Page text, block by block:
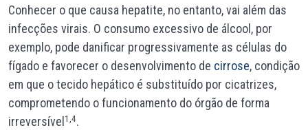
Conhecer o que causa hepatite, no entanto, vai além das
infecções virais. O consumo excessivo de álcool, por
exemplo, pode danificar progressivamente as células do
fígado e favorecer o desenvolvimento de cirrose, condição
em que o tecido hepático é substituído por cicatrizes,
comprometendo o funcionamento do órgão de forma
irreversível 1,4.